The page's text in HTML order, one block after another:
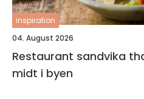
inspiration
04. August 2026
Restaurant sandvika thailandske smaker
midt i byen